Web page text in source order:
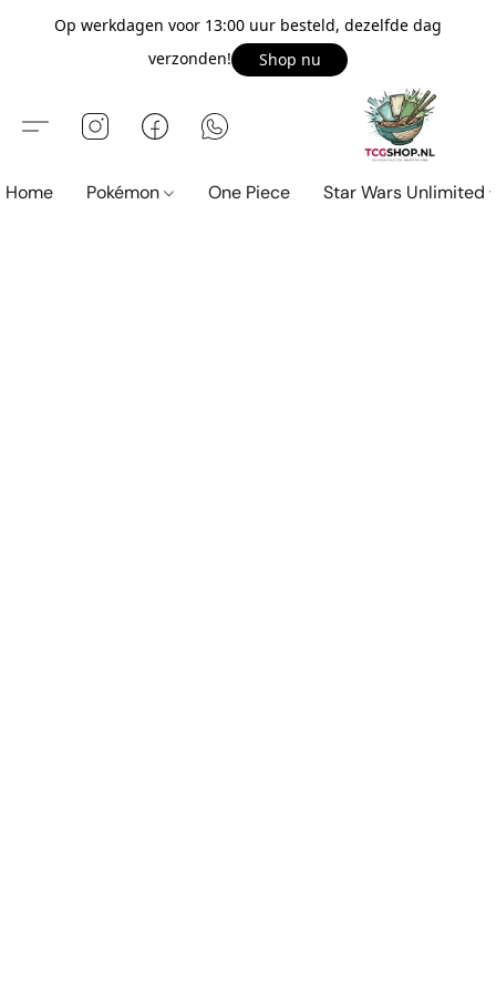
Op werkdagen voor 13:00 uur besteld, dezelfde dag
verzonden!
Shop nu
Home Pokémon One Piece Star Wars Unlimited